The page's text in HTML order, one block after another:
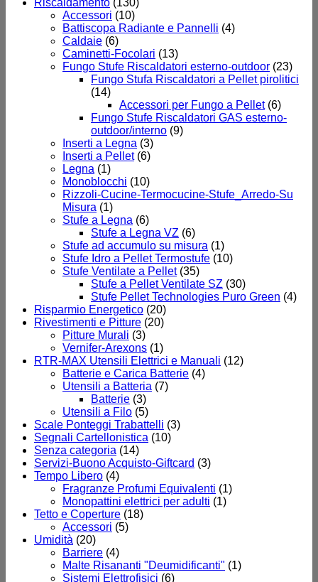
Accessori (10)
Battiscopa Radiante e Pannelli (4)
Caldaie (6)
Caminetti-Focolari (13)
Fungo Stufe Riscaldatori esterno-outdoor (23)
Fungo Stufa Riscaldatori a Pellet pirolitici
(14)
Accessori per Fungo a Pellet (6)
Fungo Stufe Riscaldatori GAS esterno-
outdoor/interno (9)
Inserti a Legna (3)
Inserti a Pellet (6)
Legna (1)
Monoblocchi (10)
Rizzoli-Cucine-Termocucine-Stufe_Arredo-Su
Misura (1)
Stufe a Legna (6)
Stufe a Legna VZ (6)
Stufe ad accumulo su misura (1)
Stufe Idro a Pellet Termostufe (10)
Stufe Ventilate a Pellet (35)
Stufe a Pellet Ventilate SZ (30)
Stufe Pellet Technologies Puro Green (4)
Risparmio Energetico (20)
Rivestimenti e Pitture (20)
Pitture Murali (3)
Vernifer-Arexons (1)
RTR-MAX Utensili Elettrici e Manuali (12)
Batterie e Carica Batterie (4)
Utensili a Batteria (7)
Batterie (3)
Utensili a Filo (5)
Scale Ponteggi Trabattelli (3)
Segnali Cartellonistica (10)
Senza categoria (14)
Servizi-Buono Acquisto-Giftcard (3)
Tempo Libero (4)
Fragranze Profumi Equivalenti (1)
Monopattini elettrici per adulti (1)
Tetto e Coperture (18)
Accessori (5)
Umidità (20)
Barriere (4)
Malte Risananti "Deumidificanti" (1)
Sistemi Elettrofisici (6)